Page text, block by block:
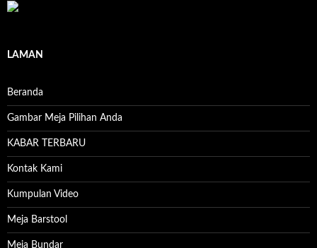
LAMAN
Beranda
Gambar Meja Pilihan Anda
KABAR TERBARU
Kontak Kami
Kumpulan Video
Meja Barstool
Meja Bundar